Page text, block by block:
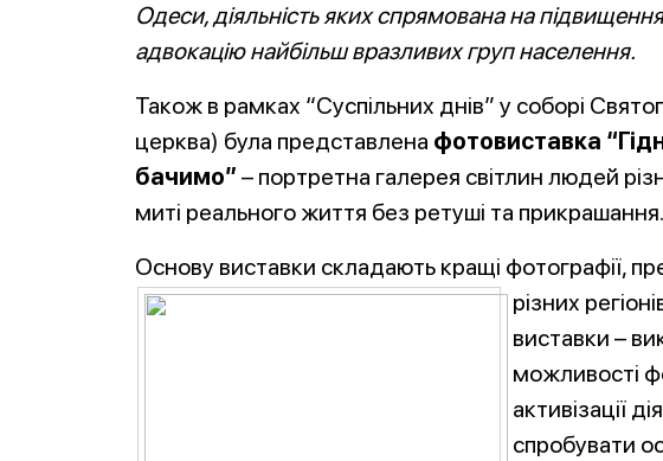
Одеси, діяльність яких спрямована на
адвокацію найбільш вразливих груп населення.
Також в рамках “Суспільних днів” у соборі
церква) була представлена фотовиставка
бачимо” – портретна галерея світлин людей
миті реального життя без ретуші та прикрашання.
Основу виставки складають кращі фотографії,
різних
виставки –
можливості
активізації
спробувати